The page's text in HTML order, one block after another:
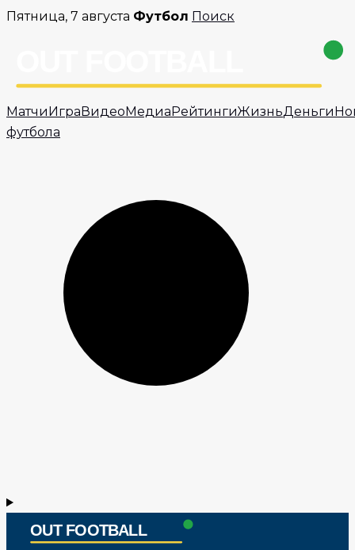
Перейти
Пятница, 7 августа Футбол Поиск
Матчи Игра Видео Медиа РейтингиЖизньДеньги
футбола